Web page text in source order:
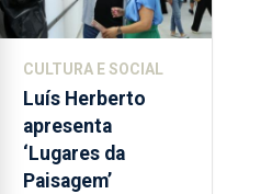
CULTURA E SOCIAL
Luís Herberto
apresenta
‘Lugares da
Paisagem’